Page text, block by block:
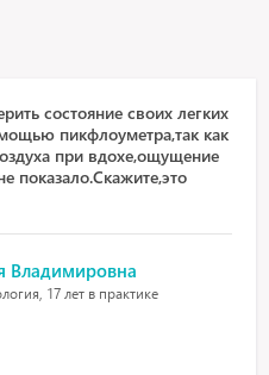
состояние своих легких
пикфлоуметра,так как
при вдохе,ощущение
показало.Скажите,это
Владимировна
17 лет в практике